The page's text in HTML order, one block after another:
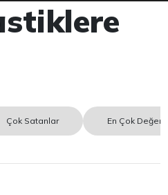
Çok Satanlar En Çok